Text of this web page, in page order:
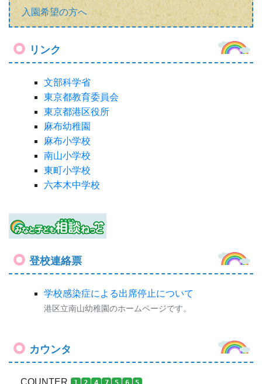
入園希望の方へ
リンク
文部科学省
東京都教育委員会
東京都港区役所
麻布幼稚園
麻布小学校
南山小学校
東町小学校
六本木中学校
登校連絡票
学校感染症による出席停止について
港区立南山幼稚園のホームページです。
カウンタ
COUNTER